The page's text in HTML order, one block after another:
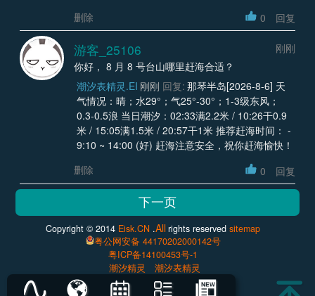
删除
0 回复
游客_25106
刚刚
你好， 8 月 8 号台山哪里赶海合适？
潮汐表精灵.EI 刚刚 回复: 那琴半岛[2026-8-6] 天
气情况：晴；水29°；气25°-30°；1-3级东风；
0.3-0.5浪 当日潮汐：02:33满2.2米 / 10:26干0.9
米 / 15:05满1.5米 / 20:57干1米 推荐赶海时间： -
9:10 ~ 14:00 (好) 赶海注意安全，祝你赶海愉快！
删除
0 回复
Copyright © 2014 Eisk.CN .Allrights reservedsitemap
粤公网安备 44170202000142号
粤ICP备14100453号-1
潮汐精灵
潮汐表精灵